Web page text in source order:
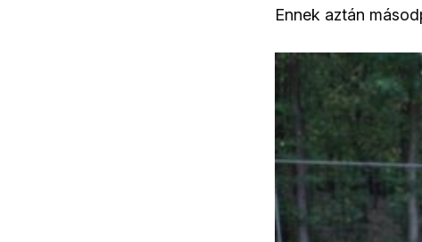
Ennek aztán